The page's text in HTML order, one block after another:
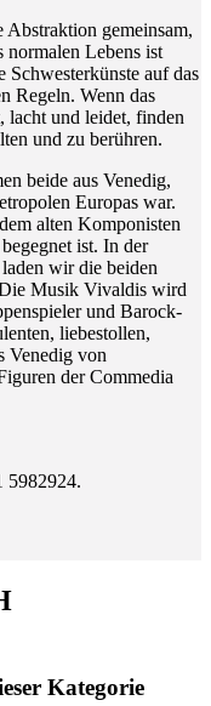
Abstraktion gemeinsam,
normalen Lebens ist
Schwesterkünste auf das
Regeln. Wenn das
lacht und leidet, finden
und zu berühren.
beide aus Venedig,
Europas war.
alten Komponisten
ist. In der
wir die beiden
Musik Vivaldis wird
und Barock-
liebestollen,
Venedig von
der Commedia
5982924.
Kategorie